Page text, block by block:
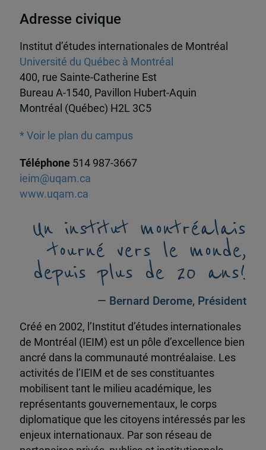
Adresse civique
Institut d’études internationales de Montréal
Université du Québec à Montréal
400, rue Sainte-Catherine Est
Bureau A-1540, Pavillon Hubert-Aquin
Montréal (Québec) H2L 3C5
* Voir le plan du campus
Téléphone 514 987-3667
ieim@uqam.ca
www.uqam.ca
Un institut montréalais
tourné vers le monde,
depuis plus de 20 ans!
— Bernard Derome, Président
Créé en 2002, l’Institut d’études internationales
de Montréal (IEIM) est un pôle d’excellence bien
ancré dans la communauté montréalaise. Les
activités de l’IEIM et de ses constituantes
mobilisent tant le milieu académique, les
représentants gouvernementaux, le corps
diplomatique que les citoyens intéressés par les
enjeux internationaux. Par son réseau de